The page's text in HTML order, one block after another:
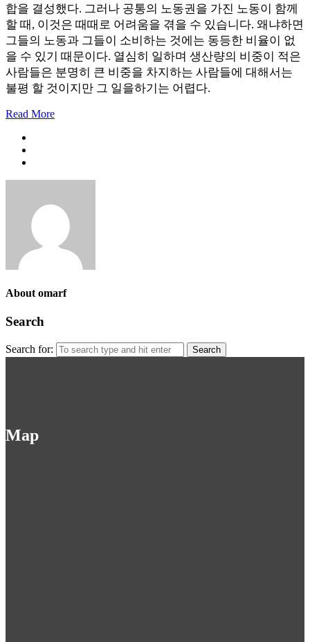
합을 결성했다. 그러나 공통의 노동권을 가진 노동이 함께
할 때, 이것은 때때로 어려움을 겪을 수 있습니다. 왜냐하면
그들의 노동과 그들이 소비하는 것에는 동등한 비율이 없
을 수 있기 때문이다. 열심히 일하며 생산량의 비중이 적은
사람들은 분명히 큰 비중을 차지하는 사람들에 대해서는
불평 할 것이지만 그 일을하기는 어렵다.
Read More
About omarf
Search
Search for:
Map